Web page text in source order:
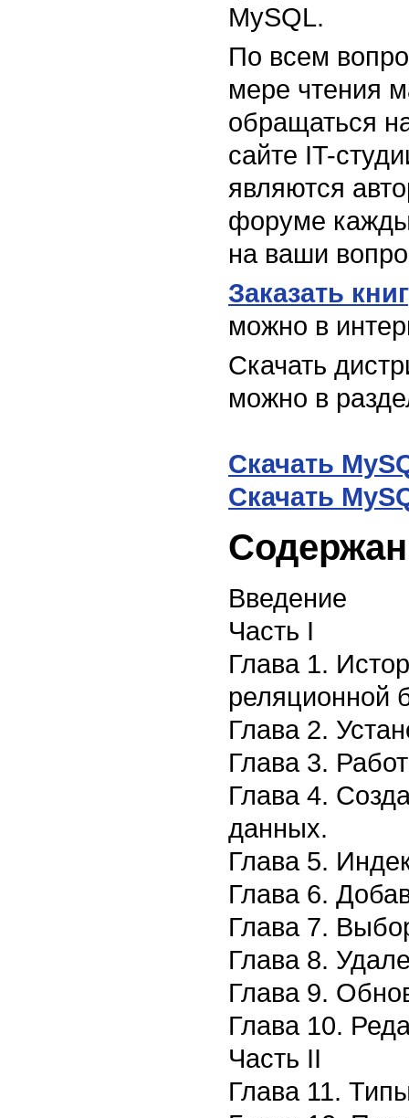
MySQL.
По всем
мере чтения
обращаться
сайте IT-
являются
форуме
на ваши
Заказать
можно в
Скачать
можно в
Скачать
Скачать
Введение
Часть I
Глава 1.
реляционной
Глава 2.
Глава 3.
Глава 4.
данных.
Глава 5.
Глава 6.
Глава 7.
Глава 8.
Глава 9.
Глава 10.
Часть II
Глава 11.